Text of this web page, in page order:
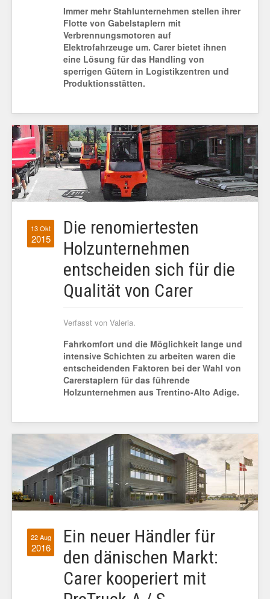
Immer mehr Stahlunternehmen stellen ihrer
Flotte von Gabelstaplern mit
Verbrennungsmotoren auf
Elektrofahrzeuge um. Carer bietet ihnen
eine Lösung für das Handling von
sperrigen Gütern in Logistikzentren und
Produktionsstätten.
13 Okt
2015
Die renomiertesten
Holzunternehmen
entscheiden sich für die
Qualität von Carer
Verfasst von Valeria.
Fahrkomfort und die Möglichkeit lange und
intensive Schichten zu arbeiten waren die
entscheidenden Faktoren bei der Wahl von
Carerstaplern für das führende
Holzunternehmen aus Trentino-Alto Adige.
22 Aug
2016
Ein neuer Händler für
den dänischen Markt:
Carer kooperiert mit